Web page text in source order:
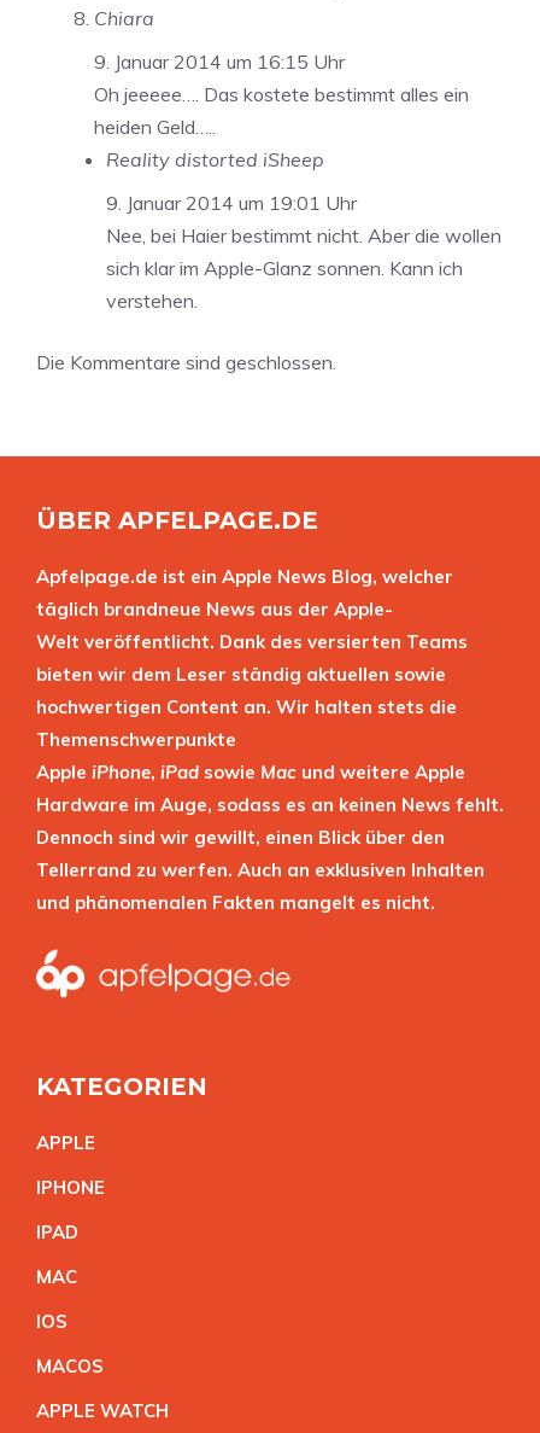
Chiara
9. Januar 2014 um 16:15 Uhr
Oh jeeeee…. Das kostete bestimmt alles ein
heiden Geld…..
Reality distorted iSheep
9. Januar 2014 um 19:01 Uhr
Nee, bei Haier bestimmt nicht. Aber die wollen
sich klar im Apple-Glanz sonnen. Kann ich
verstehen.
Die Kommentare sind geschlossen.
ÜBER APFELPAGE.DE
Apfelpage.de ist ein Apple News Blog, welcher
täglich brandneue News aus der Apple-
Welt veröffentlicht. Dank des versierten Teams
bieten wir dem Leser ständig aktuellen sowie
hochwertigen Content an. Wir halten stets die
Themenschwerpunkte
Apple iPhone, iPad sowie Mac und weitere Apple
Hardware im Auge, sodass es an keinen News fehlt.
Dennoch sind wir gewillt, einen Blick über den
Tellerrand zu werfen. Auch an exklusiven Inhalten
und phänomenalen Fakten mangelt es nicht.
KATEGORIEN
APPLE
IPHONE
IPAD
MAC
IOS
MACOS
APPLE WATCH